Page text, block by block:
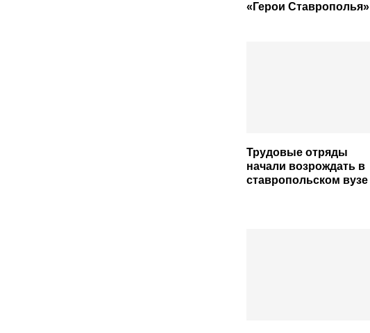
«Герои Ставрополья»
Трудовые отряды
начали возрождать в
ставропольском вузе